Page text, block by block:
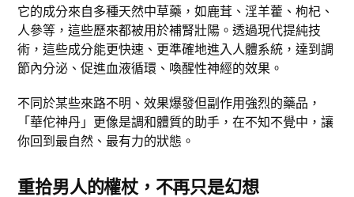
它的成分來自多種天然中草藥，如鹿茸、淫羊藿、枸杞、
人參等，這些歷來都被用於補腎壯陽。透過現代提純技
術，這些成分能更快速、更準確地進入人體系統，達到調
節內分泌、促進血液循環、喚醒性神經的效果。
不同於某些來路不明、效果爆發但副作用強烈的藥品，
「華佗神丹」更像是調和體質的助手，在不知不覺中，讓
你回到最自然、最有力的狀態。
重拾男人的權杖，不再只是幻想